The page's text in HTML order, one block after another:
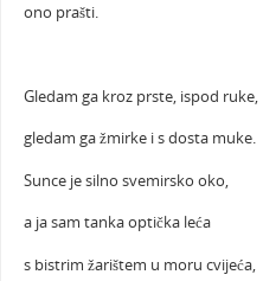
ono prašti.
Gledam ga kroz prste, ispod ruke,
gledam ga žmirke i s dosta muke.
Sunce je silno svemirsko oko,
a ja sam tanka optička leća
s bistrim žarištem u moru cvijeća,